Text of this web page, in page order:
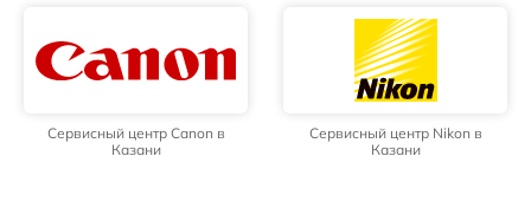
Сервисный центр Canon в
Казани
Сервисный центр Nikon в
Казани